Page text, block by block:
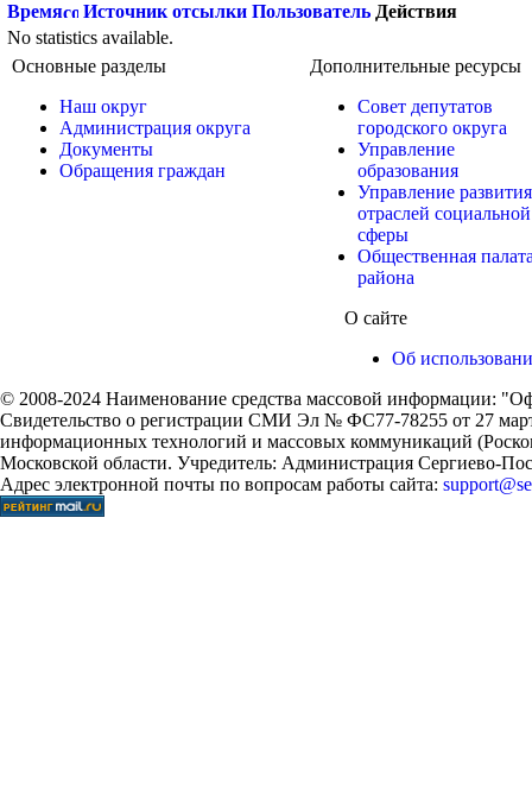
Время Источник отсылки Пользователь Действия
No statistics available.
Основные разделы
Наш округ
Администрация округа
Документы
Обращения граждан
Дополнительные ресурсы
Совет депутатов
городского округа
Управление
образования
Управление развития
отраслей социальной
сферы
Общественная
района
О сайте
Об
© 2008-2024 Наименование средства массовой информации:
Свидетельство о регистрации СМИ Эл № ФС77-78255 от 27
информационных технологий и массовых коммуникаций
Московской области. Учредитель: Администрация Сергиево-
Адрес электронной почты по вопросам работы сайта: